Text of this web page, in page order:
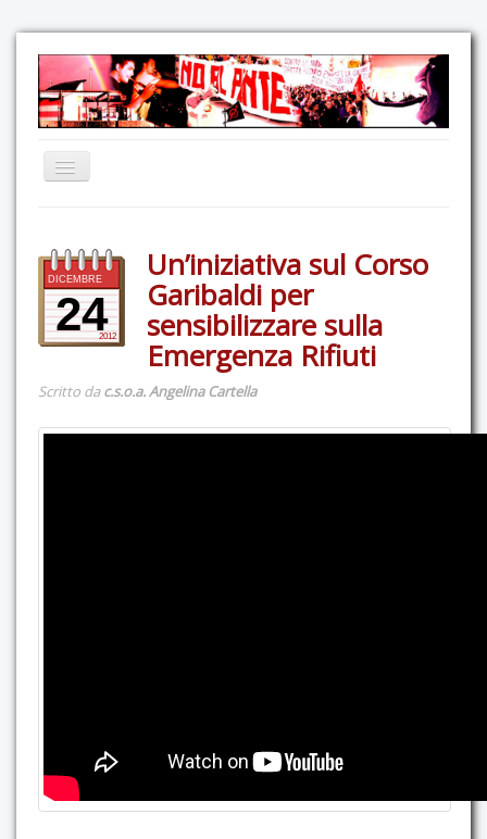
Comunicazione
Eventi
GAS Felce & Mirtillo
Ricostruiamo il Cartella!
DICEMBRE
242012
Un’iniziativa sul Corso
Garibaldi per
sensibilizzare sulla
Emergenza Rifiuti
Scritto dac.s.o.a. Angelina Cartella